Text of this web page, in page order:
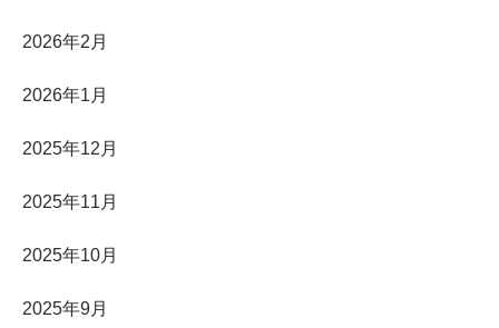
2026年2月
2026年1月
2025年12月
2025年11月
2025年10月
2025年9月